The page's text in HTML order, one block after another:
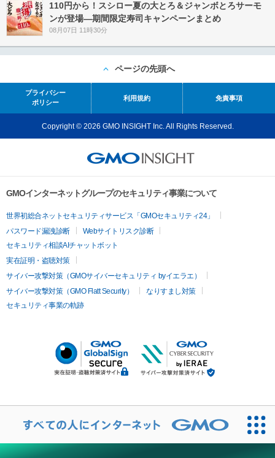
110円から！スシロー夏の大とろ＆ジャンボとろサーモ
ンが登場―期間限定寿司キャンペーンまとめ
08月07日 11時30分
ページの先頭へ
プライバシー
ポリシー
利用規約 免責事項
Copyright © 2026 GMO INSIGHT Inc. All Rights Reserved.
GMOインターネットグループのセキュリティ事業について
世界初総合ネットセキュリティサービス「GMOセキュリティ24」
パスワード漏洩診断
Webサイトリスク診断
セキュリティ相談AIチャットボット
実在証明・盗聴対策
サイバー攻撃対策（GMOサイバーセキュリティ byイエラエ）
サイバー攻撃対策（GMO Flatt Security）
なりすまし対策
セキュリティ事業の軌跡